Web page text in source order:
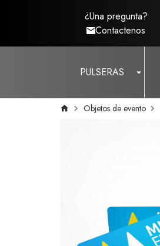
¿Una pregunta?
Contactenos
PULSERAS
Objetos de evento